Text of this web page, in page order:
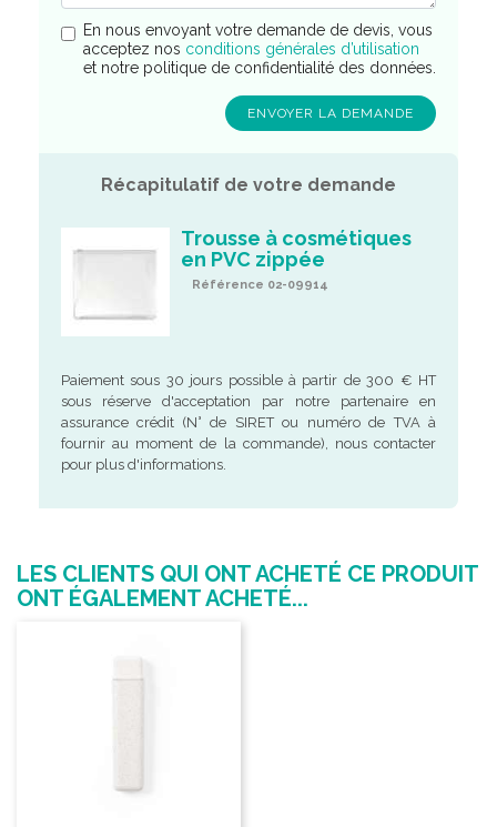
En nous envoyant votre demande de devis, vous
acceptez nos conditions générales d’utilisation
et notre politique de confidentialité des données.
Récapitulatif de votre demande
Trousse à cosmétiques
en PVC zippée
Référence 02-09914
Paiement sous 30 jours possible à partir de 300 € HT
sous réserve d'acceptation par notre partenaire en
assurance crédit (N° de SIRET ou numéro de TVA à
fournir au moment de la commande), nous contacter
pour plus d'informations.
LES CLIENTS QUI ONT ACHETÉ CE PRODUIT
ONT ÉGALEMENT ACHETÉ...